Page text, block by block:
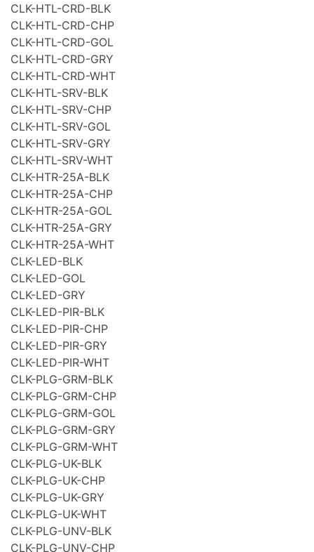
CLK-HTL-CRD-BLK
CLK-HTL-CRD-CHP
CLK-HTL-CRD-GOL
CLK-HTL-CRD-GRY
CLK-HTL-CRD-WHT
CLK-HTL-SRV-BLK
CLK-HTL-SRV-CHP
CLK-HTL-SRV-GOL
CLK-HTL-SRV-GRY
CLK-HTL-SRV-WHT
CLK-HTR-25A-BLK
CLK-HTR-25A-CHP
CLK-HTR-25A-GOL
CLK-HTR-25A-GRY
CLK-HTR-25A-WHT
CLK-LED-BLK
CLK-LED-GOL
CLK-LED-GRY
CLK-LED-PIR-BLK
CLK-LED-PIR-CHP
CLK-LED-PIR-GRY
CLK-LED-PIR-WHT
CLK-PLG-GRM-BLK
CLK-PLG-GRM-CHP
CLK-PLG-GRM-GOL
CLK-PLG-GRM-GRY
CLK-PLG-GRM-WHT
CLK-PLG-UK-BLK
CLK-PLG-UK-CHP
CLK-PLG-UK-GRY
CLK-PLG-UK-WHT
CLK-PLG-UNV-BLK
CLK-PLG-UNV-CHP